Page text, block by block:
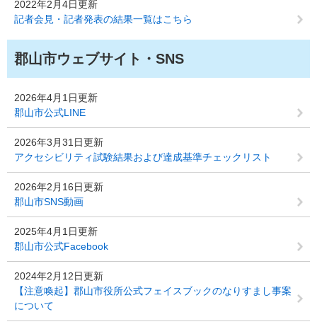
2022年2月4日更新
記者会見・記者発表の結果一覧はこちら
郡山市ウェブサイト・SNS
2026年4月1日更新
郡山市公式LINE
2026年3月31日更新
アクセシビリティ試験結果および達成基準チェックリスト
2026年2月16日更新
郡山市SNS動画
2025年4月1日更新
郡山市公式Facebook
2024年2月12日更新
【注意喚起】郡山市役所公式フェイスブックのなりすまし事案
について